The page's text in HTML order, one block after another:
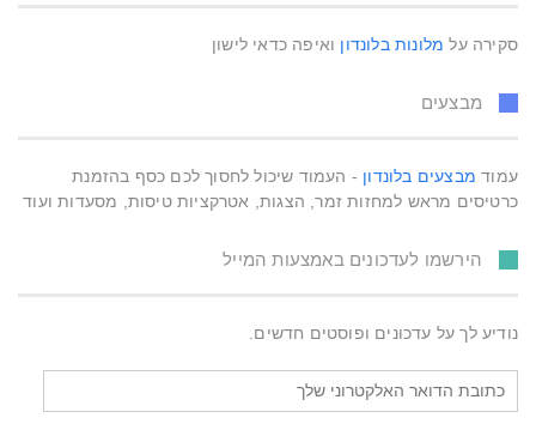
סקירה על מלונות בלונדון ואיפה כדאי לישון
מבצעים
עמוד מבצעים בלונדון - העמוד שיכול לחסוך לכם כסף בהזמנת
כרטיסים מראש למחזות זמר, הצגות, אטרקציות טיסות, מסעדות ועוד
הירשמו לעדכונים באמצעות המייל
נודיע לך על עדכונים ופוסטים חדשים.